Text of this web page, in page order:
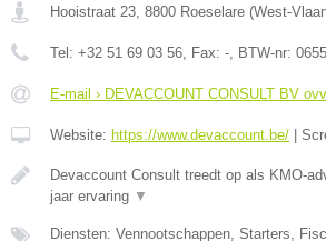
Hooistraat 23, 8800 Roeselare (West-
Tel: +32 51 69 03 56, Fax: -, BTW-nr:
E-mail › DEVACCOUNT CONSULT BV
Website: https://www.devaccount.be/
Devaccount Consult treedt op als KMO-
jaar ervaring ▼
Diensten: Vennootschappen, Starters,